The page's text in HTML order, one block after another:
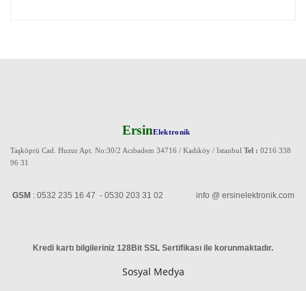
ErsinElektronik
Taşköprü Cad. Huzur Apt. No:30/2 Acıbadem 34716 / Kadıköy / Istanbul Tel : 0216 338
96 31
GSM : 0532 235 16 47 - 0530 203 31 02 info @ ersinelektronik.com
Kredi kartı bilgileriniz 128Bit SSL Sertifikası ile korunmaktadır.
Sosyal Medya